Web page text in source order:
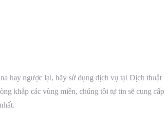
hay ngược lại, hãy sử dụng dịch vụ tại Dịch thuật
khắp các vùng miền, chúng tôi tự tin sẽ cung cấp